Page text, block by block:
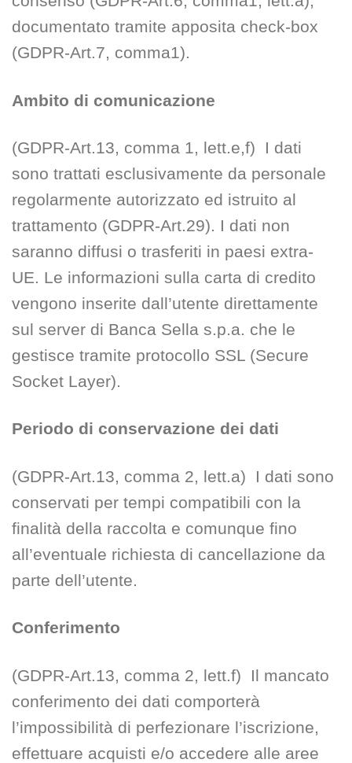
documentato tramite apposita check-box
(GDPR-Art.7, comma1).
Ambito di comunicazione
(GDPR-Art.13, comma 1, lett.e,f) I dati
sono trattati esclusivamente da personale
regolarmente autorizzato ed istruito al
trattamento (GDPR-Art.29). I dati non
saranno diffusi o trasferiti in paesi extra-
UE. Le informazioni sulla carta di credito
vengono inserite dall’utente direttamente
sul server di Banca Sella s.p.a. che le
gestisce tramite protocollo SSL (Secure
Socket Layer).
Periodo di conservazione dei dati
(GDPR-Art.13, comma 2, lett.a) I dati sono
conservati per tempi compatibili con la
finalità della raccolta e comunque fino
all’eventuale richiesta di cancellazione da
parte dell’utente.
Conferimento
(GDPR-Art.13, comma 2, lett.f) Il mancato
conferimento dei dati comporterà
l’impossibilità di perfezionare l’iscrizione,
effettuare acquisti e/o accedere alle aree